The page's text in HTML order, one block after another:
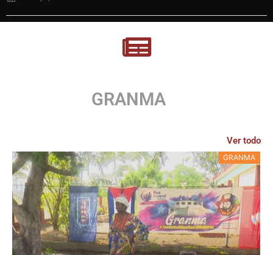
GRANMA
Ver todo
GRANMA